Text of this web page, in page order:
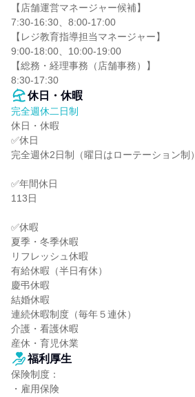
【店舗運営マネージャー候補】
7:30-16:30、8:00-17:00
【レジ教育指導担当マネージャー】
9:00-18:00、10:00-19:00
【総務・経理事務（店舗事務）】
8:30-17:30
休日・休暇
完全週休二日制
休日・休暇
✅休日
完全週休2日制（曜日はローテーション制）
✅年間休日
113日
✅休暇
夏季・冬季休暇
リフレッシュ休暇
有給休暇（半日有休）
慶弔休暇
結婚休暇
連続休暇制度（毎年５連休）
介護・看護休暇
産休・育児休業
福利厚生
保険制度：
・雇用保険